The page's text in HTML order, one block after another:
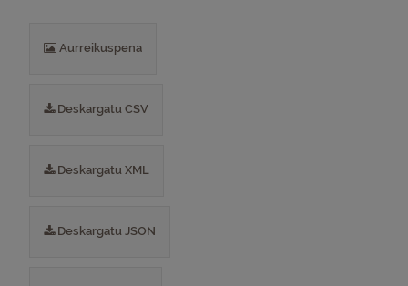
Aurreikuspena
Deskargatu CSV
Deskargatu XML
Deskargatu JSON